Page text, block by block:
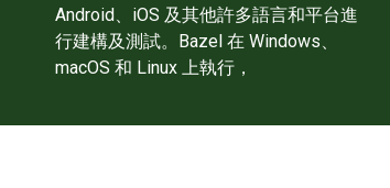
Android、iOS 及其他許多語言和平台進
行建構及測試。Bazel 在 Windows、
macOS 和 Linux 上執行，